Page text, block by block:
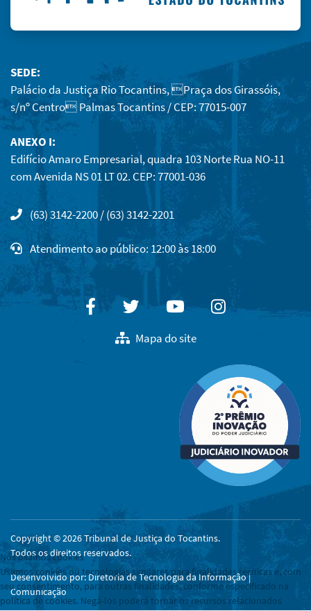
SEDE:
Palácio da Justiça Rio Tocantins, Praça dos Girassóis,
s/nº Centro Palmas Tocantins / CEP: 77015-007
ANEXO I:
Edifício Amaro Empresarial, quadra 103 Norte Rua NO-11
com Avenida NS 01 LT 02. CEP: 77001-036
(63) 3142-2200 / (63) 3142-2201
Atendimento ao público: 12:00 às 18:00
FacebookTwitterYoutubeInstagram
Mapa do site
Copyright © 2026 Tribunal de Justiça do Tocantins.
Todos os direitos reservados.
Desenvolvido por: Diretoria de Tecnologia da Informação |
Comunicação
Nós usamos cookies
Usamos cookies ou tecnologias similares para finalidades técnicas e, com
seu consentimento, para outras finalidades, conforme especificado na
política de cookies. Negá-los poderá tornar os recursos relacionados